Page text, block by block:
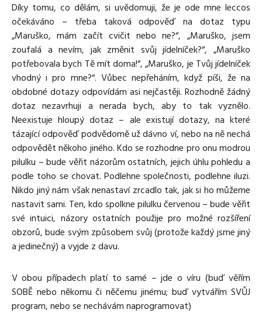
Díky tomu, co dělám, si uvědomuji, že je ode mne leccos
očekáváno – třeba taková odpověď na dotaz typu
„Maruško, mám začít cvičit nebo ne?“, „Maruško, jsem
zoufalá a nevím, jak změnit svůj jídelníček?“, „Maruško
potřebovala bych Tě mít doma!“, „Maruško, je Tvůj jídelníček
vhodný i pro mne?“. Vůbec nepřeháním, když píši, že na
obdobné dotazy odpovídám asi nejčastěji. Rozhodně žádný
dotaz nezavrhuji a nerada bych, aby to tak vyznělo.
Neexistuje hloupý dotaz – ale existují dotazy, na které
tázající odpověď podvědomě už dávno ví, nebo na ně nechá
odpovědět někoho jiného. Kdo se rozhodne pro onu modrou
pilulku – bude věřit názorům ostatních, jejich úhlu pohledu a
podle toho se chovat. Podlehne společnosti, podlehne iluzi.
Nikdo jiný nám však nenastaví zrcadlo tak, jak si ho můžeme
nastavit sami. Ten, kdo spolkne pilulku červenou – bude věřit
své intuici, názory ostatních použije pro možné rozšíření
obzorů, bude svým způsobem svůj (protože každý jsme jiný
a jedinečný) a vyjde z davu.
V obou případech platí to samé – jde o víru (buď věřím
SOBĚ nebo někomu či něčemu jinému; buď vytvářím SVŮJ
program, nebo se nechávám naprogramovat)